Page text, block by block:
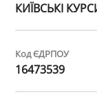
КИЇВСЬКІ
Код ЄДРПОУ
16473539